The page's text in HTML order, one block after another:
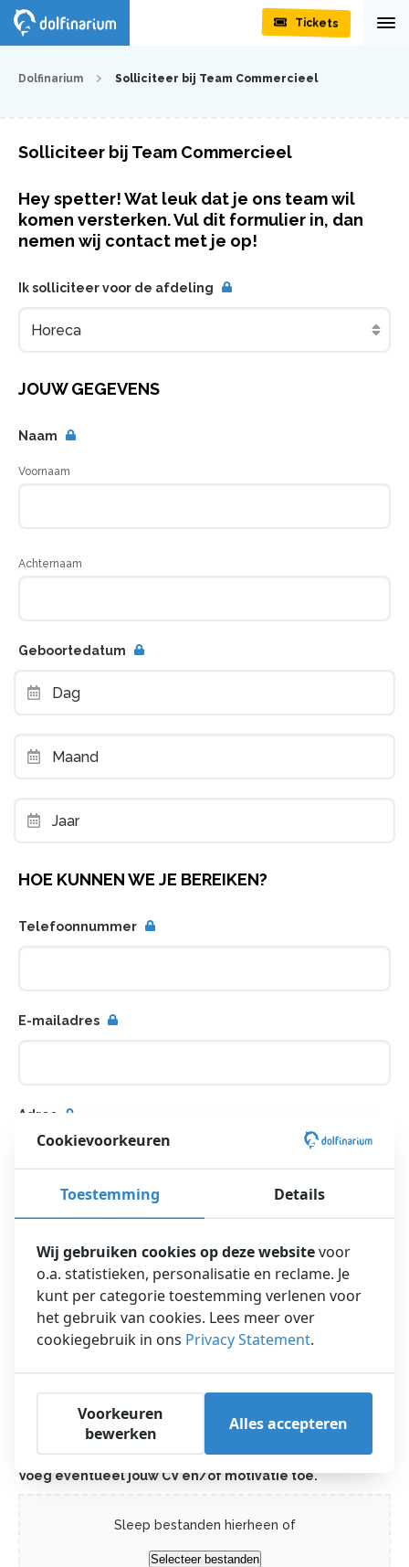
Tickets
Dolfinarium Solliciteer bij Team Commercieel
Solliciteer bij Team Commercieel
Hey spetter! Wat leuk dat je ons team wil
komen versterken. Vul dit formulier in, dan
nemen wij contact met je op!
Ik solliciteer voor de afdeling
JOUW GEGEVENS
Naam
Voornaam
Achternaam
Geboortedatum
HOE KUNNEN WE JE BEREIKEN?
Telefoonnummer
E-mailadres
Adres
Straat + huisnummer
Plaats
CV / MOTIVATIE
Voeg eventueel jouw CV en/of motivatie toe.
Sleep bestanden hierheen of
Selecteer bestanden
Cookievoorkeuren
Toestemming Details
Wij gebruiken cookies op deze websitevoor
o.a. statistieken, personalisatie en reclame. Je
kunt per categorie toestemming verlenen voor
het gebruik van cookies. Lees meer over
cookiegebruik in ons Privacy Statement.
Voorkeuren
bewerken
Alles accepteren